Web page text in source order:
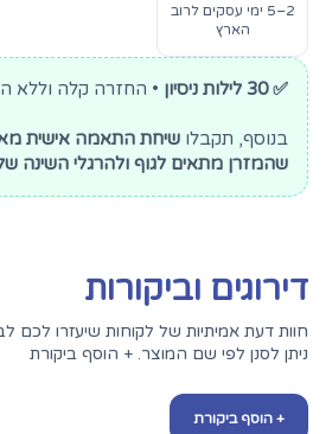
✅ 30 לילות ניסיון • החזרה קלה וללא
בנוסף, תקבלו שיחת התאמה אישית
שהמזרן מתאים לגוף ולהרגלי השינה
2–5 ימי עסקים לרוב
הארץ
דירוגים וביקורות
חוות דעת אמיתיות של לקוחות שיעזרו לכם
ניתן לסנן לפי שם המוצר. + הוסף ביקורת
+ הוסף ביקורת